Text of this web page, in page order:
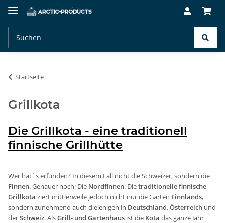
Startseite
Grillkota
Die Grillkota - eine traditionell
finnische Grillhütte
Wer hat´s erfunden? In diesem Fall nicht die Schweizer, sondern die
Finnen. Genauer noch: Die Nordfinnen. Dietraditionelle finnische
Grillkota ziert mittlerweile jedoch nicht nur die Gärten Finnlands,
sondern zunehmend auch diejenigen in Deutschland,Österreich und
derSchweiz. AlsGrill- und Gartenhaus ist die Kota das ganze Jahr